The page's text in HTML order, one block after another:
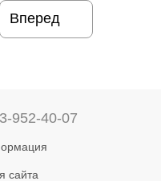
Вперед
952-40-07
сайта